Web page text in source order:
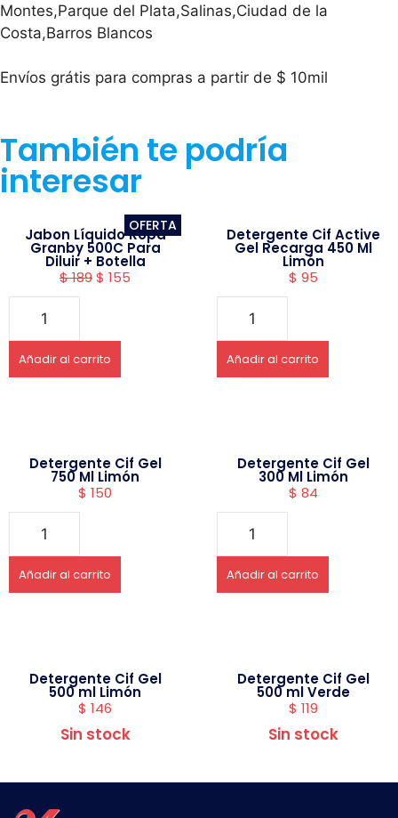
Montes,Parque del Plata,Salinas,Ciudad de la
Costa,Barros Blancos
Envíos grátis para compras a partir de $ 10mil
También te podría
interesar
OFERTA
Jabon Líquido Ropa
Granby 500C Para
Diluir + Botella
$189$ 155
Añadir al carrito
Detergente Cif Active
Gel Recarga 450 Ml
Limón
$ 95
Añadir al carrito
Detergente Cif Gel
750 Ml Limón
$ 150
Añadir al carrito
Detergente Cif Gel
300 Ml Limón
$ 84
Añadir al carrito
Detergente Cif Gel
500 ml Limón
$ 146
Sin stock
Detergente Cif Gel
500 ml Verde
$ 119
Sin stock